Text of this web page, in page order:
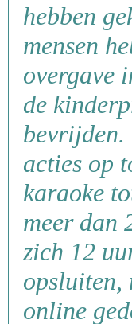
hebben
mensen
overgave
de
acties op
karaoke
meer dan
zich 12
opsluiten,
online